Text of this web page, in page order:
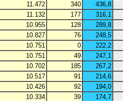
11.472 340
436,8
11.132 177
316,1
10.955 128
289,8
10.827 76
248,5
10.751 0
222,2
10.751 49
247,1
10.702 185
267,2
10.517 91
214,6
10.426 92
194,0
10.334 39
174,7